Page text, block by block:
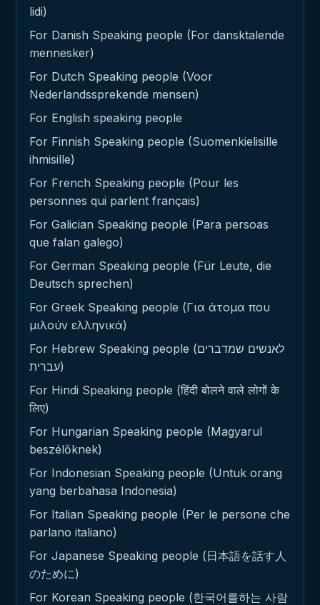
lidi)
For Danish Speaking people (For dansktalende
mennesker)
For Dutch Speaking people (Voor
Nederlandssprekende mensen)
For English speaking people
For Finnish Speaking people (Suomenkielisille
ihmisille)
For French Speaking people (Pour les
personnes qui parlent français)
For Galician Speaking people (Para persoas
que falan galego)
For German Speaking people (Für Leute, die
Deutsch sprechen)
For Greek Speaking people (Για άτομα που
μιλούν ελληνικά)
For Hebrew Speaking people (לאנשים שמדברים
עברית)
For Hindi Speaking people (हिंदी बोलने वाले लोगों के
लिए)
For Hungarian Speaking people (Magyarul
beszélőknek)
For Indonesian Speaking people (Untuk orang
yang berbahasa Indonesia)
For Italian Speaking people (Per le persone che
parlano italiano)
For Japanese Speaking people (日本語を話す人
のために)
For Korean Speaking people (한국어를하는 사람